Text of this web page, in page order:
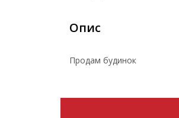
Опис
Продам будинок